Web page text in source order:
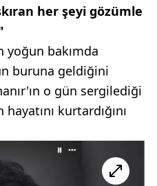
her şeyi gözümle
yoğun bakımda
buruna geldiğini
o gün sergilediği
kurtardığını